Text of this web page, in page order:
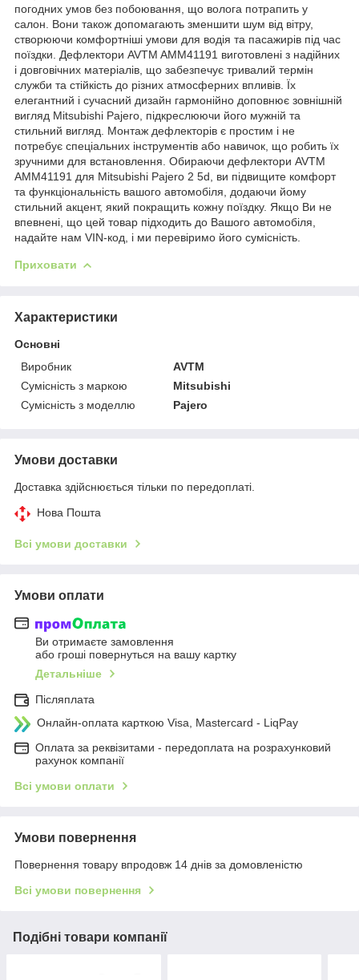
погодних умов без побоювання, що волога потрапить у
салон. Вони також допомагають зменшити шум від вітру,
створюючи комфортніші умови для водія та пасажирів під час
поїздки. Дефлектори AVTM AMM41191 виготовлені з надійних
і довговічних матеріалів, що забезпечує тривалий термін
служби та стійкість до різних атмосферних впливів. Їх
елегантний і сучасний дизайн гармонійно доповнює зовнішній
вигляд Mitsubishi Pajero, підкреслюючи його мужній та
стильний вигляд. Монтаж дефлекторів є простим і не
потребує спеціальних інструментів або навичок, що робить їх
зручними для встановлення. Обираючи дефлектори AVTM
AMM41191 для Mitsubishi Pajero 2 5d, ви підвищите комфорт
та функціональність вашого автомобіля, додаючи йому
стильний акцент, який покращить кожну поїздку. Якщо Ви не
впевнені, що цей товар підходить до Вашого автомобіля,
надайте нам VIN-код, і ми перевіримо його сумісність.
Приховати
Характеристики
Основні
Виробник
AVTM
Сумісність з маркою
Mitsubishi
Сумісність з моделлю
Pajero
Умови доставки
Доставка здійснюється тільки по передоплаті.
Нова Пошта
Всі умови доставки
Умови оплати
Ви отримаєте замовлення
або гроші повернуться на вашу картку
Детальніше
Післяплата
Онлайн-оплата карткою Visa, Mastercard - LiqPay
Оплата за реквізитами - передоплата на розрахунковий
рахунок компанії
Всі умови оплати
Умови повернення
Повернення товару впродовж 14 днів за домовленістю
Всі умови повернення
Подібні товари компанії